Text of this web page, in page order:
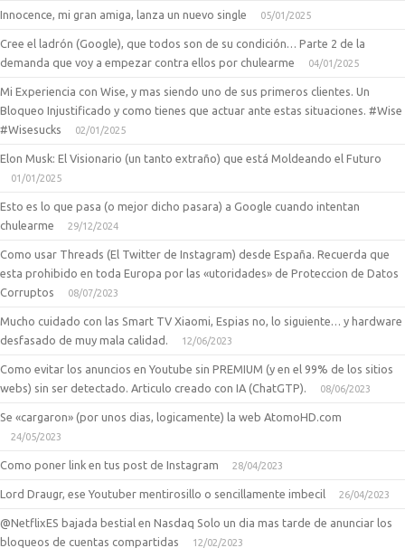
Innocence, mi gran amiga, lanza un nuevo single 05/01/2025
Cree el ladrón (Google), que todos son de su condición… Parte 2 de la
demanda que voy a empezar contra ellos por chulearme
04/01/2025
Mi Experiencia con Wise, y mas siendo uno de sus primeros clientes. Un
Bloqueo Injustificado y como tienes que actuar ante estas situaciones. #Wise
#Wisesucks
02/01/2025
Elon Musk: El Visionario (un tanto extraño) que está Moldeando el Futuro
01/01/2025
Esto es lo que pasa (o mejor dicho pasara) a Google cuando intentan
chulearme
29/12/2024
Como usar Threads (El Twitter de Instagram) desde España. Recuerda que
esta prohibido en toda Europa por las «utoridades» de Proteccion de Datos
Corruptos
08/07/2023
Mucho cuidado con las Smart TV Xiaomi, Espias no, lo siguiente… y hardware
desfasado de muy mala calidad.
12/06/2023
Como evitar los anuncios en Youtube sin PREMIUM (y en el 99% de los sitios
webs) sin ser detectado. Articulo creado con IA (ChatGTP).
08/06/2023
Se «cargaron» (por unos dias, logicamente) la web AtomoHD.com
24/05/2023
Como poner link en tus post de Instagram 28/04/2023
Lord Draugr, ese Youtuber mentirosillo o sencillamente imbecil 26/04/2023
@NetflixES bajada bestial en Nasdaq Solo un dia mas tarde de anunciar los
bloqueos de cuentas compartidas
12/02/2023